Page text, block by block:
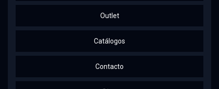
Outlet
Catálogos
Contacto